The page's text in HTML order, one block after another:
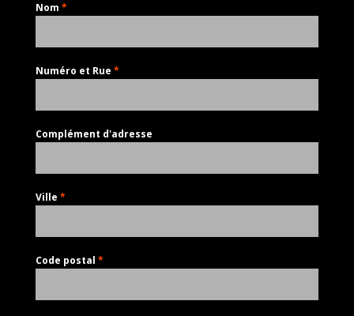
Nom *
Numéro et Rue *
Complément d'adresse
Ville *
Code postal *